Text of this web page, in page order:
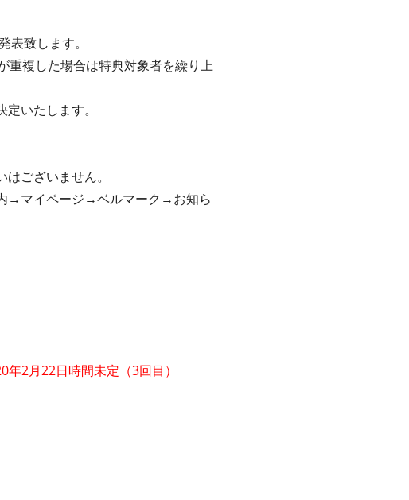
致します。
重複した場合は特典対象者を繰り上
いたします。
ございません。
→マイページ→ベルマーク→お知ら
2月22日時間未定（3回目）